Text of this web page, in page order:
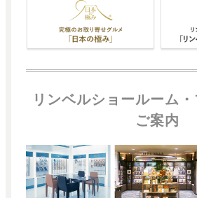
リンベルショールーム
ご案内